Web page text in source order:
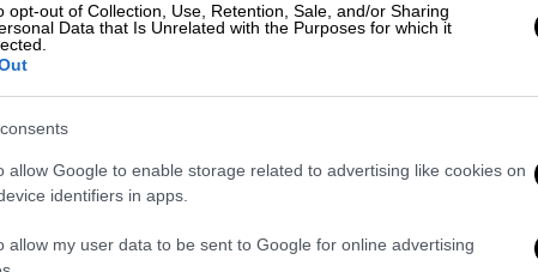
opt-out of Collection, Use, Retention, Sale, and/or Sharing
Data that Is Unrelated with the Purposes for which it
allow Google to enable storage related to advertising like cookies on
identifiers in apps.
allow my user data to be sent to Google for online advertising
Σε σκηνοθεσία του διακεκριμένου
Πολιτισμός|16.05.2026 15:30
Η Εθνική Λυρική Σκηνή